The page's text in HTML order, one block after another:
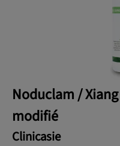
Noduclam /
modifié
Clinicasie